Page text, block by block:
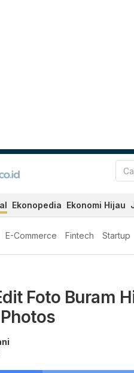
Ekonopedia Ekonomi Hijau
E-Commerce Fintech Startup
Foto Buram